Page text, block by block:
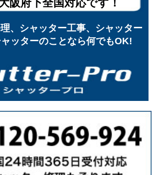
阪府下全国対応です！
、シャッター工事、シャッター
ッターのことなら何でもOK!